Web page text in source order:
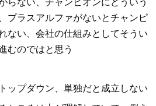
プラスアルファがないとチャンピ
ない、会社の仕組みとしてそうい
むのではと思う
ップダウン、単独だと成立しない